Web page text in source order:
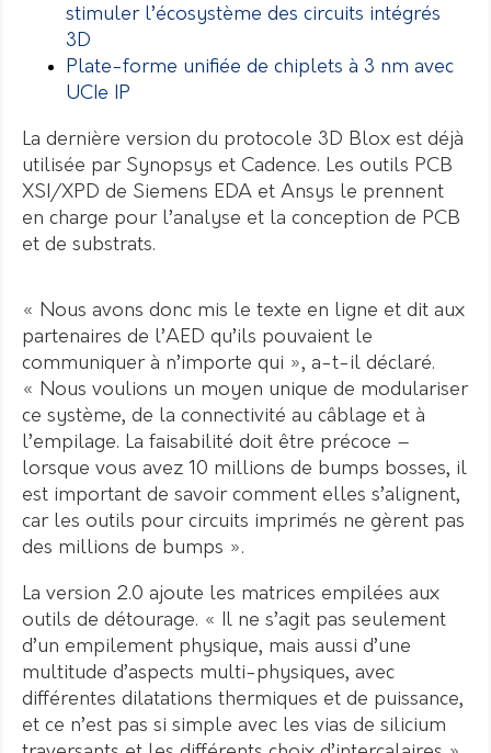
stimuler l’écosystème des circuits intégrés
3D
Plate-forme unifiée de chiplets à 3 nm avec
UCIe IP
La dernière version du protocole 3D Blox est déjà
utilisée par Synopsys et Cadence. Les outils PCB
XSI/XPD de Siemens EDA et Ansys le prennent
en charge pour l’analyse et la conception de PCB
et de substrats.
« Nous avons donc mis le texte en ligne et dit aux
partenaires de l’AED qu’ils pouvaient le
communiquer à n’importe qui », a-t-il déclaré.
« Nous voulions un moyen unique de modulariser
ce système, de la connectivité au câblage et à
l’empilage. La faisabilité doit être précoce –
lorsque vous avez 10 millions de bumps bosses, il
est important de savoir comment elles s’alignent,
car les outils pour circuits imprimés ne gèrent pas
des millions de bumps ».
La version 2.0 ajoute les matrices empilées aux
outils de détourage. « Il ne s’agit pas seulement
d’un empilement physique, mais aussi d’une
multitude d’aspects multi-physiques, avec
différentes dilatations thermiques et de puissance,
et ce n’est pas si simple avec les vias de silicium